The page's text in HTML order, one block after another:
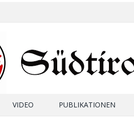
VIDEO PUBLIKATIONEN